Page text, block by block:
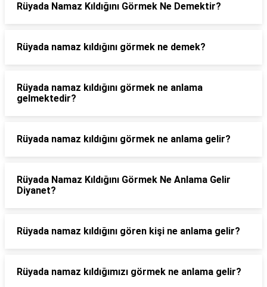
Rüyada Namaz Kıldığını Görmek Ne Demektir?
Rüyada namaz kıldığını görmek ne demek?
Rüyada namaz kıldığını görmek ne anlama
gelmektedir?
Rüyada namaz kıldığını görmek ne anlama gelir?
Rüyada Namaz Kıldığını Görmek Ne Anlama Gelir
Diyanet?
Rüyada namaz kıldığını gören kişi ne anlama gelir?
Rüyada namaz kıldığımızı görmek ne anlama gelir?